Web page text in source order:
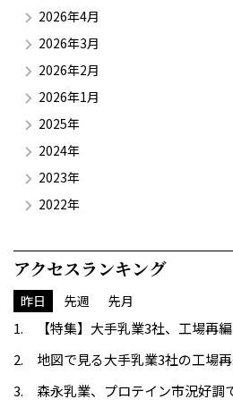
2026年4月
2026年3月
2026年2月
2026年1月
2025年
2024年
2023年
2022年
アクセスランキング
昨日 先週 先月
【特集】大手乳業3社、工場再
地図で見る大手乳業3社の工場
森永乳業、プロテイン市況好調